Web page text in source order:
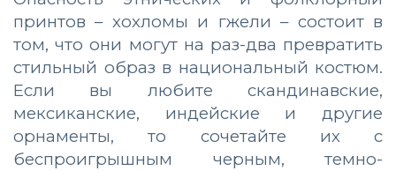
принтов – хохломы и гжели – состоит в
том, что они могут на раз-два превратить
стильный образ в национальный костюм.
Если вы любите скандинавские,
мексиканские, индейские и другие
орнаменты, то сочетайте их с
беспроигрышным черным, темно-